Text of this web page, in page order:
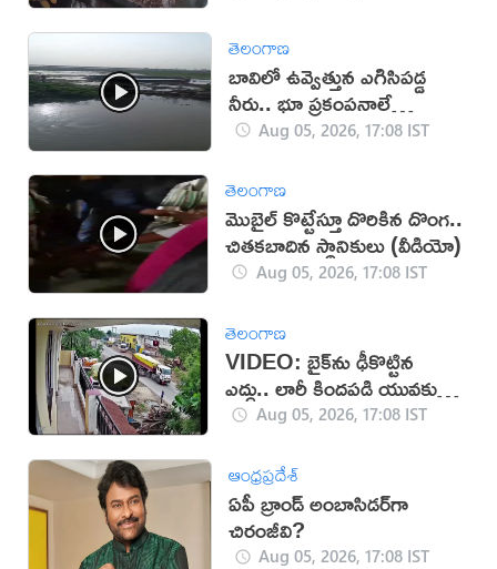
తెలంగాణ
బావిలో ఉవ్వెత్తున ఎగిసిపడ్డ
నీరు.. భూ ప్రకంపనాలే
కారణమా?
Aug 05, 2026, 17:08 IST
తెలంగాణ
మొబైల్ కొట్టేస్తూ దొరికిన దొంగ..
చితకబాదిన స్థానికులు (వీడియో)
Aug 05, 2026, 17:08 IST
తెలంగాణ
VIDEO: బైక్‌ను ఢీకొట్టిన
ఎద్దు.. లారీ కిందపడి యువకుడు
మృతి!Aug 05, 2026, 17:08 IST
ఆంధ్రప్రదేశ్
ఏపీ బ్రాండ్ అంబాసిడర్‌గా
చిరంజీవి?
Aug 05, 2026, 17:08 IST